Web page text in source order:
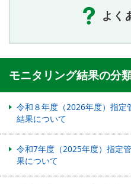
よく
モニタリング結果の分
令和８年度（2026年度）指定
結果について
令和7年度（2025年度）指定
果について